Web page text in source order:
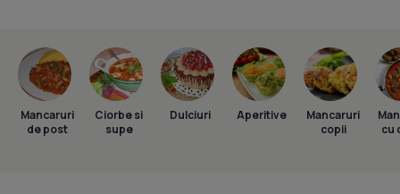
Mancaruri
de post
Ciorbe si
supe
Dulciuri Aperitive
Mancaruri
copii
cu